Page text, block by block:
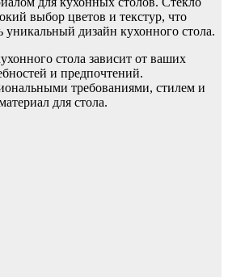
выбор цветов и текстур, что
уникальный дизайн кухонного стола.
стола зависит от ваших
и предпочтений.
требованиями, стилем и
для стола.